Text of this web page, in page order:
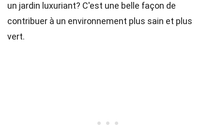
un jardin luxuriant? C'est une belle façon de
contribuer à un environnement plus sain et plus
vert.